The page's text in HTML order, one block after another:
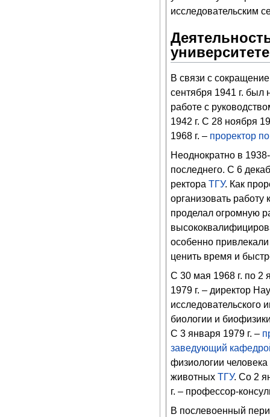
исследовательским
университете
В связи с
сентября 1941 г. был
работе с
1942 г. С 28 ноября
1968 г. – проректор
Неоднократно в
последнего. С 6
ректора ТГУ. Как
организовать
проделал огромную
особенно привлекали
ценить время и
С 30 мая 1968 г. по 2
1979 г. – директор
исследовательского
биологии и
С 3 января 1979 г. –
заведующий
физиологии человека
животных ТГУ. Со 2
г. – профессор-
В послевоенный